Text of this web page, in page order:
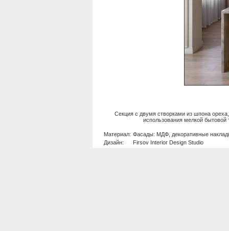
Секция с двумя створками из шпона
использования мелкой
Материал: Фасады: МДФ, декоративные
Дизайн:
Firsov Interior Design Studio